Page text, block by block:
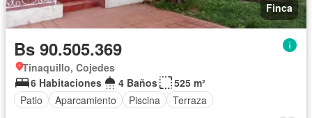
Finca
Bs 90.505.369
Tinaquillo, Cojedes
6 Habitaciones
4 Baños
525 m²
Patio
Aparcamiento Piscina Terraza